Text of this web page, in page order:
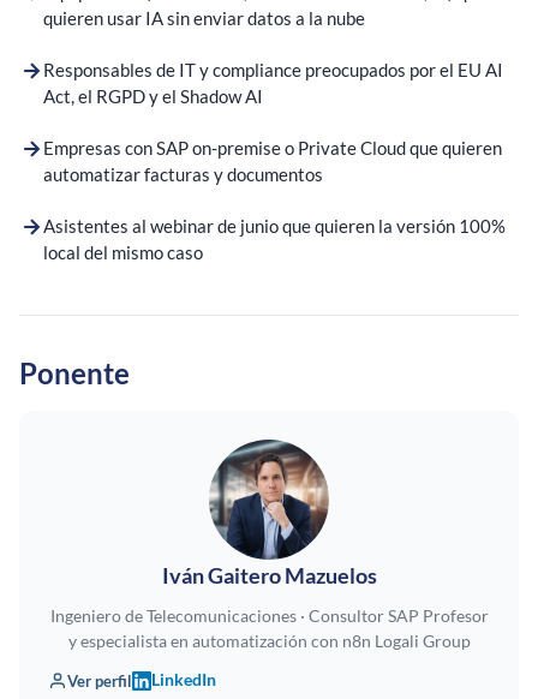
quieren usar IA sin enviar datos a la nube
Responsables de IT y compliance preocupados por el EU AI
Act, el RGPD y el Shadow AI
Empresas con SAP on-premise o Private Cloud que quieren
automatizar facturas y documentos
Asistentes al webinar de junio que quieren la versión 100%
local del mismo caso
Ponente
Iván Gaitero Mazuelos
Ingeniero de Telecomunicaciones · Consultor SAP Profesor
y especialista en automatización con n8n Logali Group
Ver perfil LinkedIn